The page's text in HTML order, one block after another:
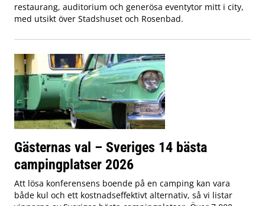
restaurang, auditorium och generösa eventytor mitt i city,
med utsikt över Stadshuset och Rosenbad.
Gästernas val – Sveriges 14 bästa
campingplatser 2026
Att lösa konferensens boende på en camping kan vara
både kul och ett kostnadseffektivt alternativ, så vi listar